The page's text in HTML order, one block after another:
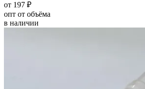
от 197 ₽
опт от объёма
в наличии